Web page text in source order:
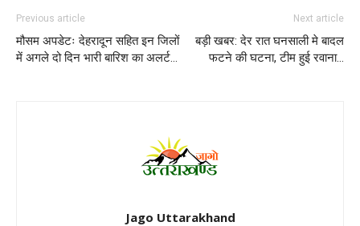
Previous article
मौसम अपडेटः देहरादून सहित इन जिलों
में अगले दो दिन भारी बारिश का अलर्ट…
Next article
बड़ी खबर: देर रात घनसाली मे बादल
फटने की घटना, टीम हुई रवाना…
Jago Uttarakhand